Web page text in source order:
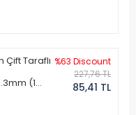
Çift Taraflı
(1
%63 Discount
227,76 TL
85,41 TL